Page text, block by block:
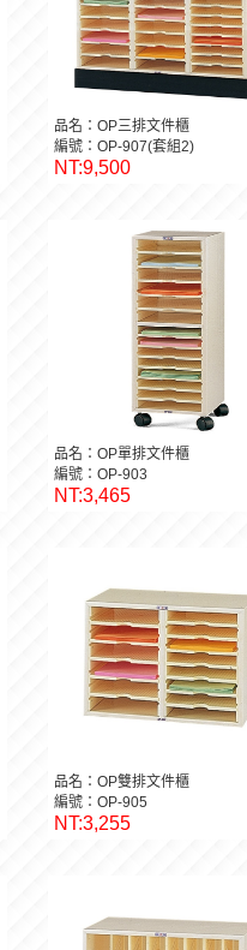
品名：OP三排文件櫃
編號：OP-907(套組2)
NT:9,500
品名：OP單排文件櫃
編號：OP-903
NT:3,465
品名：OP雙排文件櫃
編號：OP-905
NT:3,255